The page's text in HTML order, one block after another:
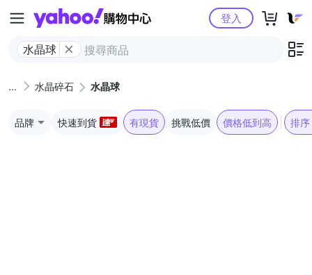
Yahoo購物中心
水晶球
登入
水晶碎石 水晶球
品牌 快速到貨 有現貨 挑戰低價 價格低到高 排序